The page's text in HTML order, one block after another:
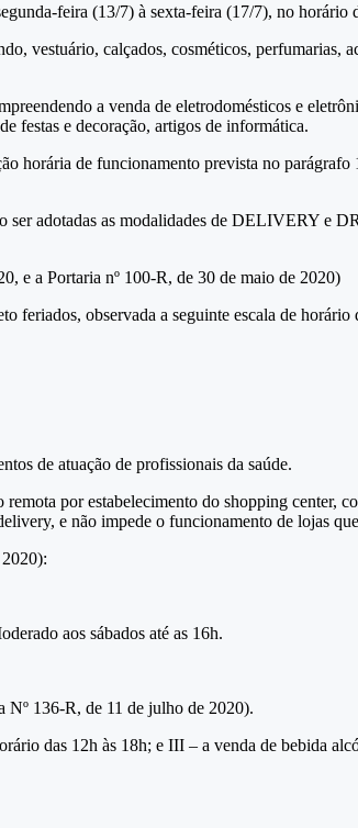
feira (13/7) à sexta-feira (17/7), no horário
vestuário, calçados, cosméticos, perfumarias,
a venda de eletrodomésticos e
festas e decoração, artigos de informática.
de funcionamento prevista no parágrafo
ser adotadas as modalidades de
e a Portaria nº 100-R, de 30 de maio de 2020)
feriados, observada a seguinte escala de horário
de atuação de profissionais da saúde.
por estabelecimento do shopping center,
e não impede o funcionamento de lojas
aos sábados até as 16h.
Nº 136-R, de 11 de julho de 2020).
das 12h às 18h; e III – a venda de bebida